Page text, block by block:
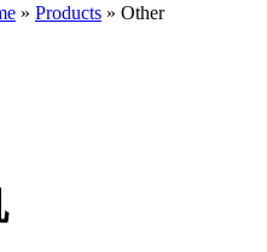
» Products » Other